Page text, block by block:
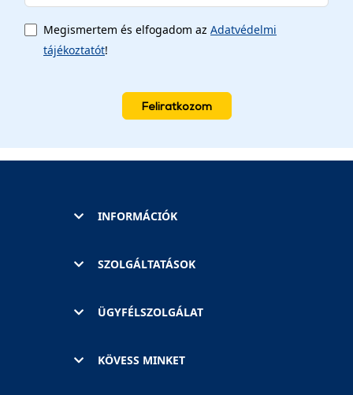
Megismertem és elfogadom az Adatvédelmi
tájékoztatót!
Feliratkozom
INFORMÁCIÓK
SZOLGÁLTATÁSOK
ÜGYFÉLSZOLGÁLAT
KÖVESS MINKET